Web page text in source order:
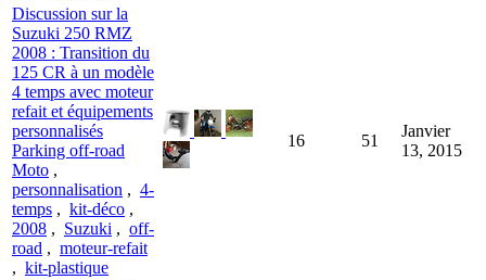
Discussion sur la
Suzuki 250 RMZ
2008 : Transition du
125 CR à un modèle
4 temps avec moteur
refait et équipements
personnalisés
Parking off-road
Moto ,
personnalisation , 4-
temps , kit-déco ,
2008 , Suzuki , off-
road , moteur-refait
, kit-plastique
16 51
Janvier
13, 2015